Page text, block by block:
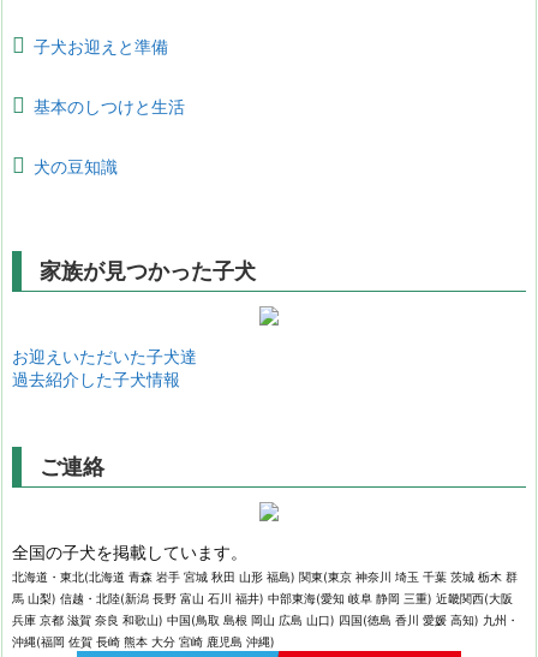
子犬お迎えと準備
基本のしつけと生活
犬の豆知識
家族が見つかった子犬
お迎えいただいた子犬達
過去紹介した子犬情報
ご連絡
全国の子犬を掲載しています。
北海道・東北(北海道 青森 岩手 宮城 秋田 山形 福島) 関東(東京 神奈川 埼玉 千葉 茨城 栃木 群
馬 山梨) 信越・北陸(新潟 長野 富山 石川 福井) 中部東海(愛知 岐阜 静岡 三重) 近畿関西(大阪
兵庫 京都 滋賀 奈良 和歌山) 中国(鳥取 島根 岡山 広島 山口) 四国(徳島 香川 愛媛 高知) 九州・
沖縄(福岡 佐賀 長崎 熊本 大分 宮崎 鹿児島 沖縄)